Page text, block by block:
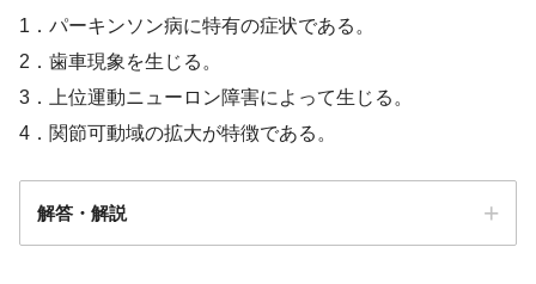
1．パーキンソン病に特有の症状である。
2．歯車現象を生じる。
3．上位運動ニューロン障害によって生じる。
4．関節可動域の拡大が特徴である。
解答・解説